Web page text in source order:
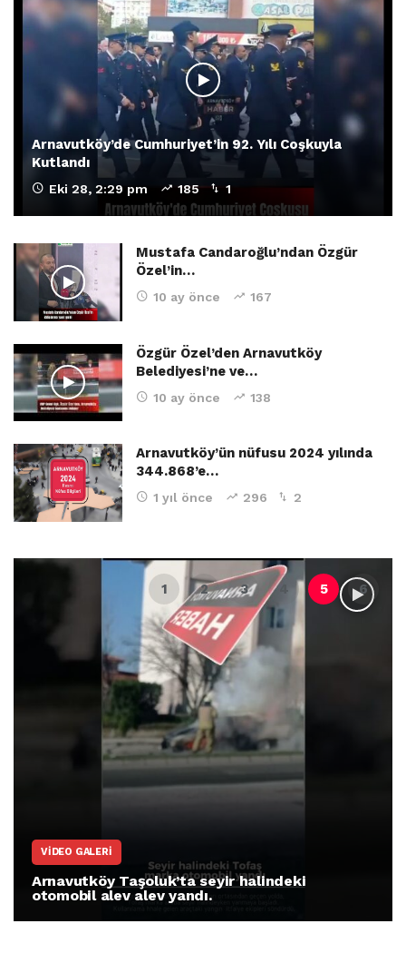
Arnavutköy’de Cumhuriyet’in 92. Yılı Coşkuyla
Kutlandı
Eki 28, 2:29 pm 185 1
Mustafa Candaroğlu’ndan Özgür
Özel’in…
10 ay önce 167
Özgür Özel’den Arnavutköy
Belediyesi’ne ve…
10 ay önce 138
Arnavutköy’ün nüfusu 2024 yılında
344.868’e…
1 yıl önce 296 2
VIDEO GALERI
Arnavutköy Taşoluk’ta seyir halindeki
otomobil alev alev yandı.